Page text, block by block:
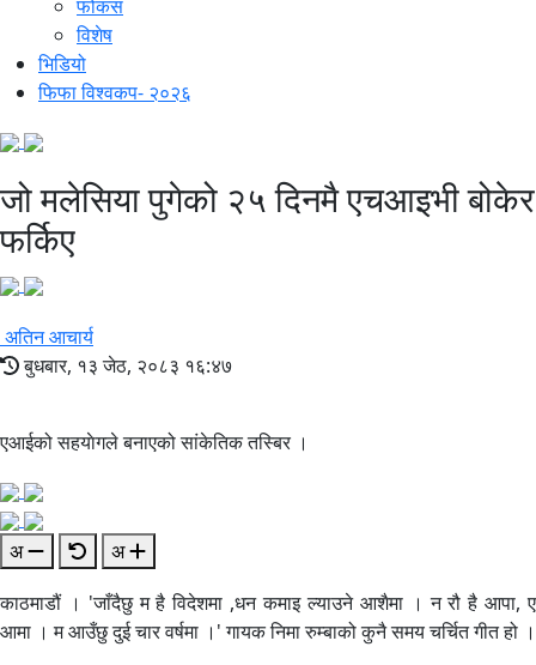
फोकस
विशेष
भिडियो
फिफा विश्वकप- २०२६
जो मलेसिया पुगेको २५ दिनमै एचआइभी बोकेर
फर्किए
अतिन आचार्य
बुधबार, १३ जेठ, २०८३ १६:४७
एआईको सहयाेगले बनाएको सांकेतिक तस्बिर ।
अ
अ
काठमाडौं । 'जाँदैछु म है विदेशमा ,धन कमाइ ल्याउने आशैमा । न रौ है आपा, ए
आमा । म आउँछु दुई चार वर्षमा ।' गायक निमा रुम्बाको कुनै समय चर्चित गीत हो ।